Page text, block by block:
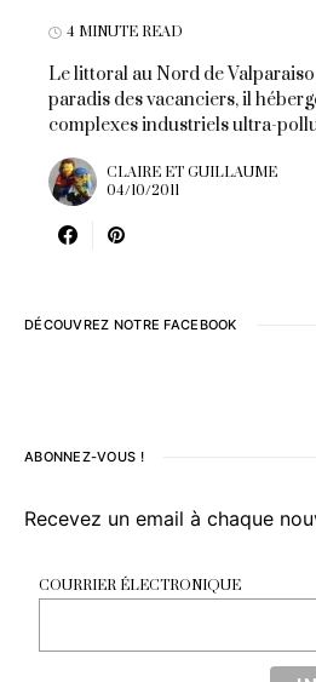
4 MINUTE READ
Le littoral au Nord de Valparaiso
paradis des vacanciers, il
complexes industriels ultra-
CLAIRE ET GUILLAUME
04/10/2011
DÉCOUVREZ NOTRE FACEBOOK
ABONNEZ-VOUS !
Recevez un email à chaque
COURRIER ÉLECTRONIQUE